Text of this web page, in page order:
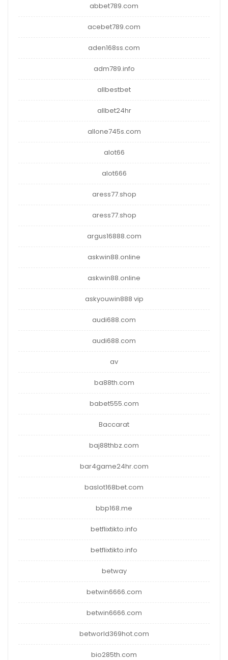
abbet789.com
acebet789.com
aden168ss.com
adm789.info
allbestbet
allbet24hr
allone745s.com
alot66
alot666
aress77.shop
aress77.shop
argus16888.com
askwin88.online
askwin88.online
askyouwin888 vip
audi688.com
audi688.com
av
ba88th.com
babet555.com
Baccarat
baj88thbz.com
bar4game24hr.com
baslot168bet.com
bbp168.me
betflixtikto.info
betflixtikto.info
betway
betwin6666.com
betwin6666.com
betworld369hot.com
bio285th.com